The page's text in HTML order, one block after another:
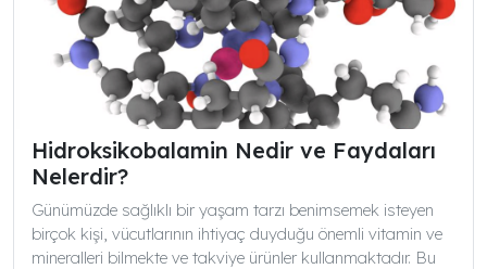
Hidroksikobalamin Nedir ve Faydaları
Nelerdir?
Günümüzde sağlıklı bir yaşam tarzı benimsemek isteyen
birçok kişi, vücutlarının ihtiyaç duyduğu önemli vitamin ve
mineralleri bilmekte ve takviye ürünler kullanmaktadır. Bu